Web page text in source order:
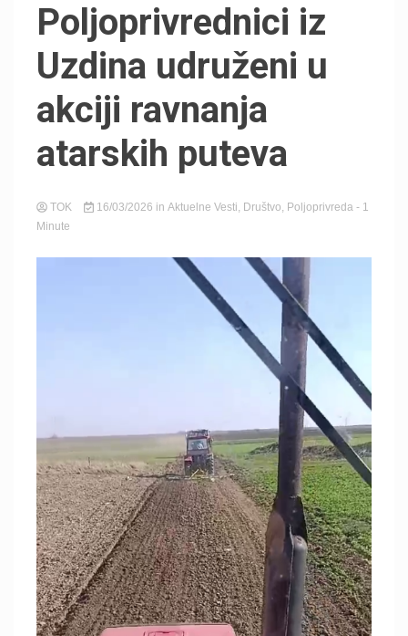
Poljoprivrednici iz
Uzdina udruženi u
akciji ravnanja
atarskih puteva
TOK 16/03/2026 in Aktuelne Vesti, Društvo, Poljoprivreda - 1
Minute